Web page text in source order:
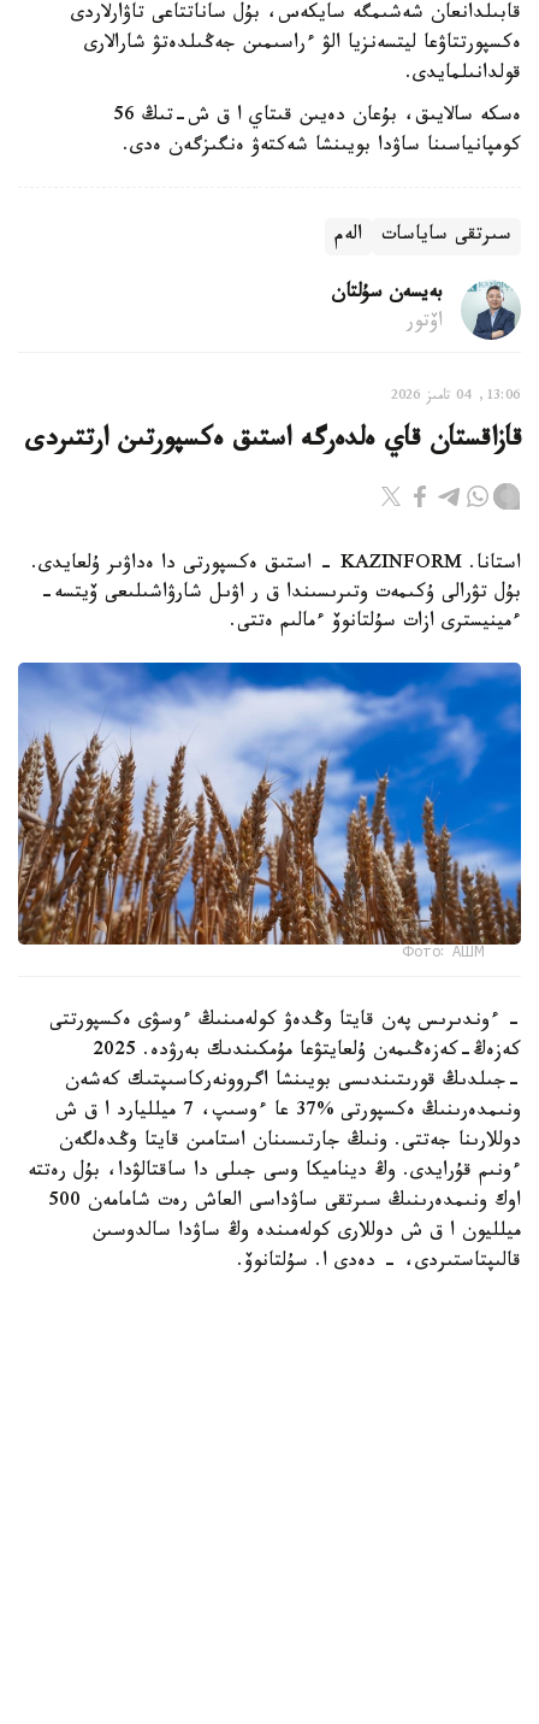
قابىلدانعان شەشىمگە سايكەس، بۇل ساناتتاعى تاۋارلاردى
ەكسپورتتاۋعا ليتسەنزيا الۋ ءراسىمىن جەڭىلدەتۋ شارالارى
قولدانىلمايدى.
ەسكە سالايىق، بۇعان دەيىن قىتاي ا ق ش-تىڭ 56
كومپانياسىنا ساۋدا بويىنشا شەكتەۋ ەنگىزگەن ەدى.
سىرتقى ساياسات الەم
بەيسەن سۇلتان
اۆتور
13:06, 04 تامىز 2026
قازاقستان قاي ەلدەرگە استىق ەكسپورتىن ارتتىردى
استانا. KAZINFORM - استىق ەكسپورتى دا ەداۋىر ۇلعايدى.
بۇل تۋرالى ۇكىمەت وتىرىسىندا ق ر اۋىل شارۋاشىلىعى ۆيتسە-
ءمينيسترى ازات سۇلتانوۆ ءمالىم ەتتى.
Фото: АШМ
- ءوندىرىس پەن قايتا وڭدەۋ كولەمىنىڭ ءوسۋى ەكسپورتتى
كەزەڭ-كەزەڭىمەن ۇلعايتۋعا مۇمكىندىك بەرۋدە. 2025
-جىلدىڭ قورىتىندىسى بويىنشا اگروونەركاسىپتىك كەشەن
ونىمدەرىنىڭ ەكسپورتى %37 عا ءوسىپ، 7 ميلليارد ا ق ش
دوللارىنا جەتتى. ونىڭ جارتىسىنان استامىن قايتا وڭدەلگەن
ءونىم قۇرايدى. وڭ ديناميكا وسى جىلى دا ساقتالۋدا، بۇل رەتتە
اوك ونىمدەرىنىڭ سىرتقى ساۋداسى العاش رەت شامامەن 500
ميلليون ا ق ش دوللارى كولەمىندە وڭ ساۋدا سالدوسىن
قالىپتاستىردى، - دەدى ا. سۇلتانوۆ.